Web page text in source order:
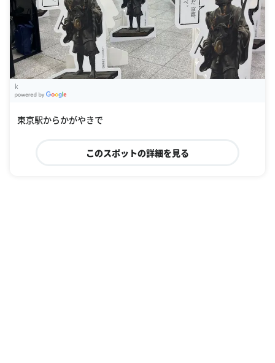
k
東京駅からかがやきで
このスポットの詳細を見る